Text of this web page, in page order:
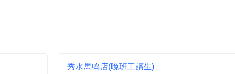
秀水馬鸣店(晚班工讀生)